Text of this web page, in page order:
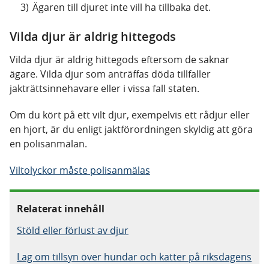
Ägaren till djuret inte vill ha tillbaka det.
Vilda djur är aldrig hittegods
Vilda djur är aldrig hittegods eftersom de saknar
ägare. Vilda djur som anträffas döda tillfaller
jakträttsinnehavare eller i vissa fall staten.
Om du kört på ett vilt djur, exempelvis ett rådjur eller
en hjort, är du enligt jaktförordningen skyldig att göra
en polisanmälan.
Viltolyckor måste polisanmälas
Relaterat innehåll
Stöld eller förlust av djur
Lag om tillsyn över hundar och katter på riksdagens